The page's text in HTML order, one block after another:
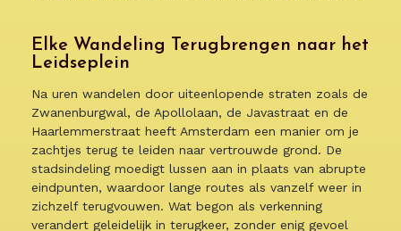
Elke Wandeling Terugbrengen naar het
Leidseplein
Na uren wandelen door uiteenlopende straten zoals de
Zwanenburgwal, de Apollolaan, de Javastraat en de
Haarlemmerstraat heeft Amsterdam een manier om je
zachtjes terug te leiden naar vertrouwde grond. De
stadsindeling moedigt lussen aan in plaats van abrupte
eindpunten, waardoor lange routes als vanzelf weer in
zichzelf terugvouwen. Wat begon als verkenning
verandert geleidelijk in terugkeer, zonder enig gevoel